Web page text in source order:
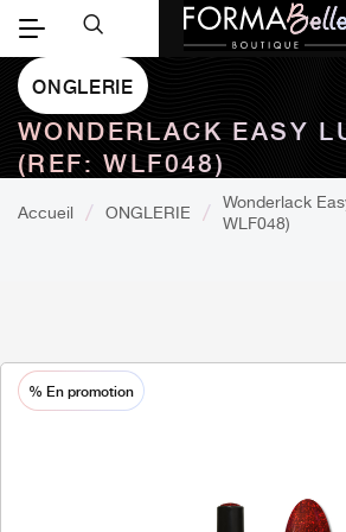
ONGLERIE
WONDERLACK EASY
(REF: WLF048)
Accueil ONGLERIE
Wonderlack
WLF048)
% En promotion